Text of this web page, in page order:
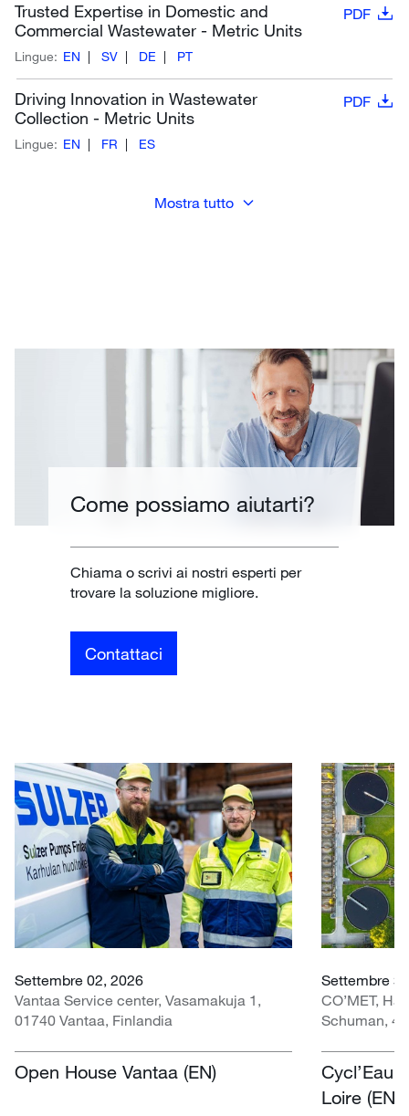
Trusted Expertise in Domestic and
Commercial Wastewater - Metric Units
PDF
Lingue: EN SV DE PT
Driving Innovation in Wastewater
Collection - Metric Units
PDF
Lingue: EN FR ES
Mostra tutto
Come possiamo aiutarti?
Chiama o scrivi ai nostri esperti per
trovare la soluzione migliore.
Contattaci
Settembre 02, 2026
Vantaa Service center, Vasamakuja 1,
01740 Vantaa, Finlandia
Open House Vantaa (EN)
Settembre
CO’MET,
Schuman,
Cycl’Eau
Loire (EN)